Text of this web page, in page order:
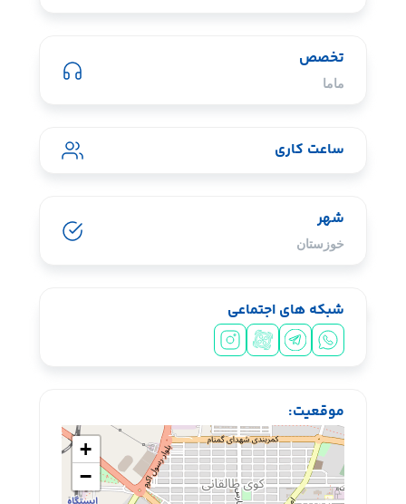
تخصص
ماما
ساعت کاری
شهر
خوزستان
شبکه های اجتماعی
سیشب یسبشی
موقعیت:
+
−